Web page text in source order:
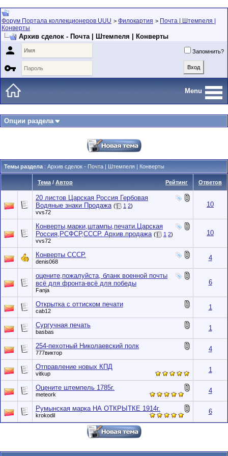
Форум Портала коллекционеров UUU > Филокартия > Почта | Штемпеля |
Конверты
Архив сделок - Почта | Штемпеля | Конверты
 Запомнить?

Menu
Опции раздела
Темы раздела : Архив сделок - Почта | Штемпеля | Конверты
Рейтинг
Тема / Автор Ответов
20 листов Царская Россия Гербовая
Водяные знаки Продажа ( 1 2)
vvs72
10
Конверты,марки,штампы,печати.Царская
Россия,РСФСР,СССР. Архив.продажа ( 1 2)
vvs72
10
Конверты СССР.
denis068 4
оцените,пожалуйста, бланк военной почты
всё для фронта-всё для победы
Fanja
6
Открытка с оттиском печати
cab12 1
Сургучная печать
basbas 1
254-пехотный Николаевский полк
777виктор 4
Отправление новых КПД
vitkup 1
Оцените штемпель 1785г.
meteork 4
Румынская марка НА ОТКРЫТКЕ 1914г.
krokodil 6